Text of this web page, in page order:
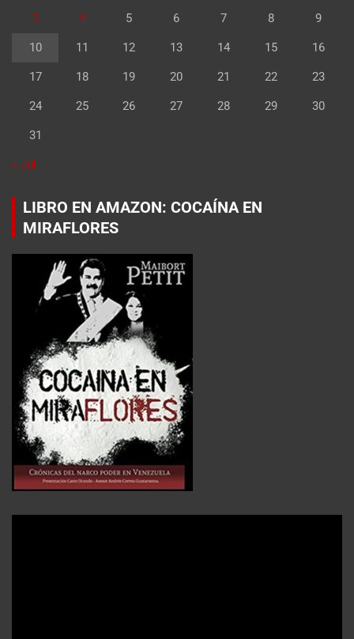
3 4 5 6 7 8 9
10 11 12 13 14 15 16
17 18 19 20 21 22 23
24 25 26 27 28 29 30
31
« Jul
LIBRO EN AMAZON: COCAÍNA EN
MIRAFLORES